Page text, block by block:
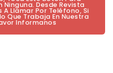
Ninguna. Desde Revista
A Llamar Por Teléfono, Si
Que Trabaja En Nuestra
Informanos